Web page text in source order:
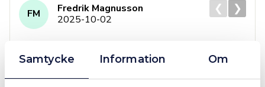
Samtycke Information Om
FM
Fredrik Magnusson
2025-10-02
Grym service!
❮ ❯